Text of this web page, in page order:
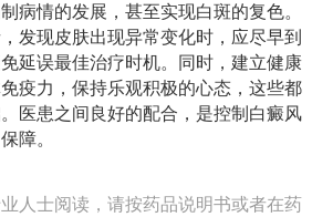
病情的发展，甚至实现白斑的复色。
发现皮肤出现异常变化时，应尽早到
延误最佳治疗时机。同时，建立健康
疫力，保持乐观积极的心态，这些都
医患之间良好的配合，是控制白癜风
障。
人士阅读，请按药品说明书或者在药